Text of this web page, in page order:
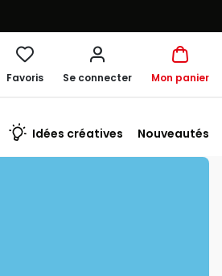
Favoris Se connecter Mon panier
Idées créatives Nouveautés